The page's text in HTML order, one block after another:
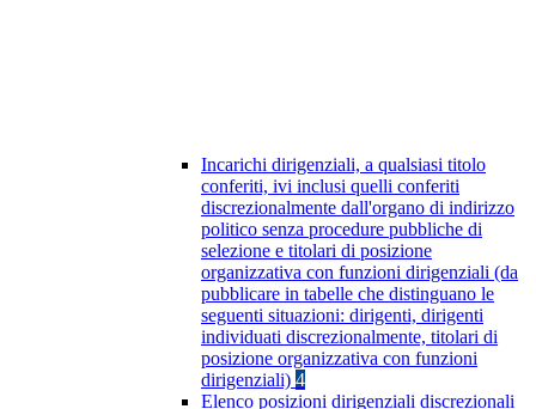
Incarichi dirigenziali, a qualsiasi titolo
conferiti, ivi inclusi quelli conferiti
discrezionalmente dall'organo di indirizzo
politico senza procedure pubbliche di
selezione e titolari di posizione
organizzativa con funzioni dirigenziali (da
pubblicare in tabelle che distinguano le
seguenti situazioni: dirigenti, dirigenti
individuati discrezionalmente, titolari di
posizione organizzativa con funzioni
dirigenziali) 4
Elenco posizioni dirigenziali discrezionali